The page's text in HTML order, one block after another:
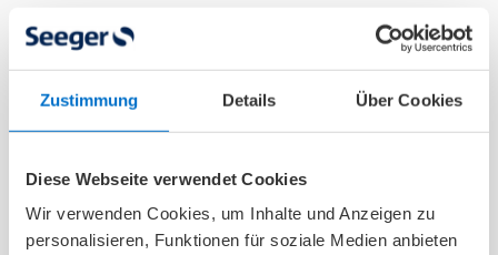
Zustimmung Details Über Cookies
Diese Webseite verwendet Cookies
Wir verwenden Cookies, um Inhalte und Anzeigen zu
personalisieren, Funktionen für soziale Medien anbieten
PEG-Sonde
Die PEG-Sonde (perkutane endoskopische
Gastrostomie) wird
operativ durch die
Bauchdecke direkt in den Magengelegt. Diese
Ernährungssonde eignet sich für
Anwendungen
und bietet Patient*innen mehr
Komfort und Diskretion im Alltag.